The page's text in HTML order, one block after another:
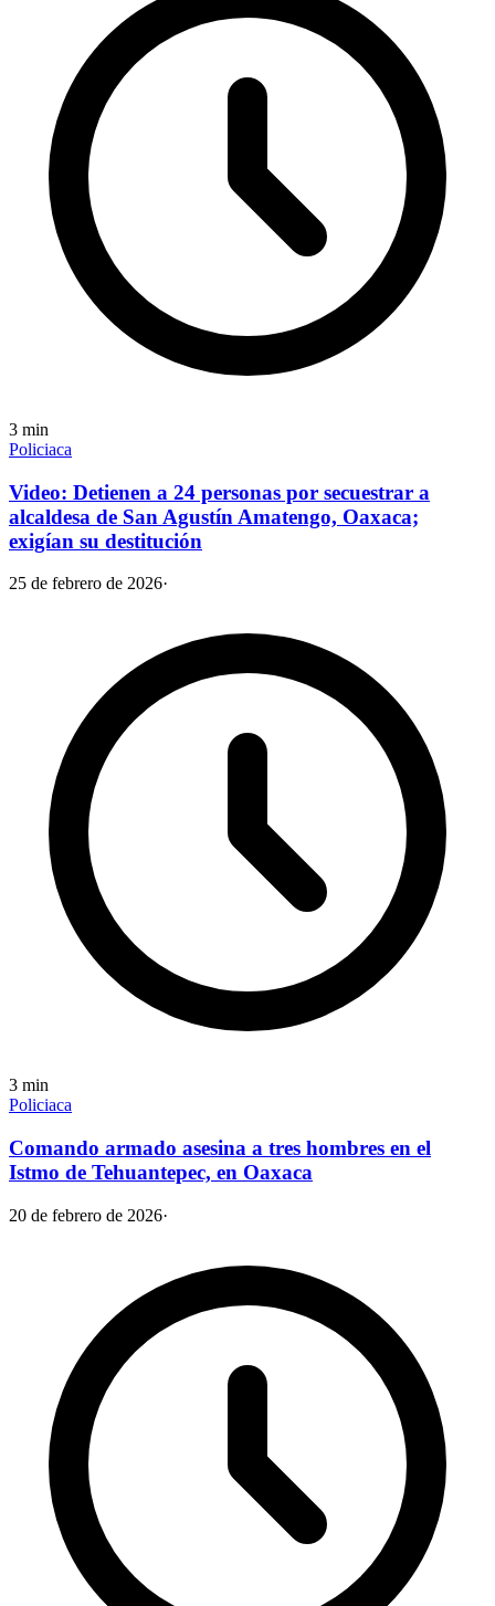
3 min
Policiaca
Video: Detienen a 24 personas por secuestrar a
alcaldesa de San Agustín Amatengo, Oaxaca;
exigían su destitución
25 de febrero de 2026·
3 min
Policiaca
Comando armado asesina a tres hombres en el
Istmo de Tehuantepec, en Oaxaca
20 de febrero de 2026·